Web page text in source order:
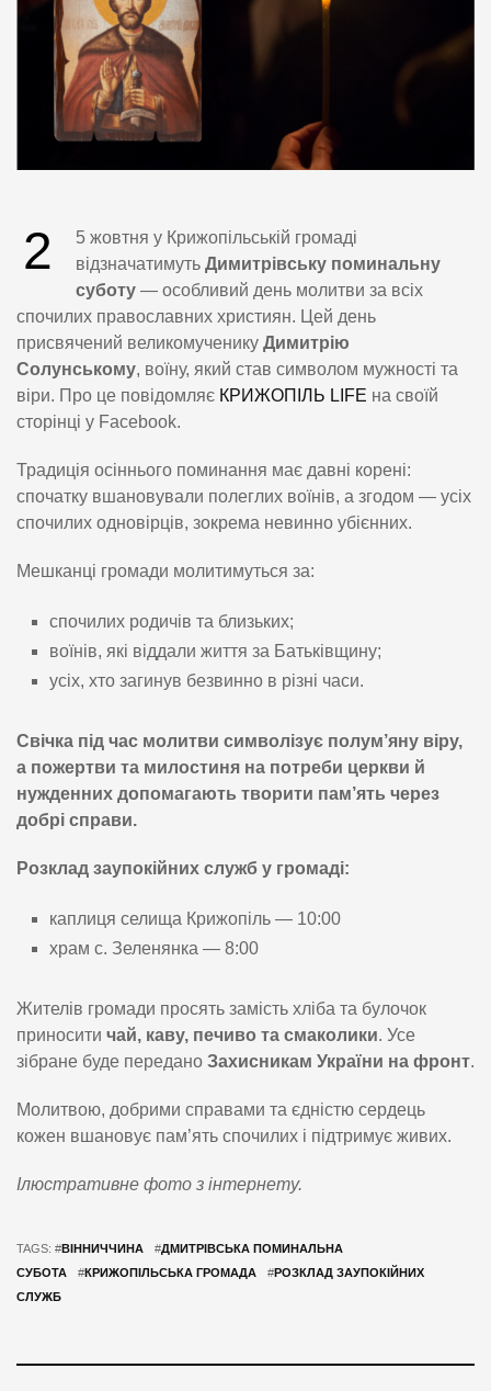
2
5 жовтня у Крижопільській громаді
відзначатимуть Димитрівську поминальну
суботу — особливий день молитви за всіх
спочилих православних християн. Цей день
присвячений великомученику Димитрію
Солунському, воїну, який став символом мужності та
віри. Про це повідомляє КРИЖОПІЛЬ LIFE на своїй
сторінці у Facebook.
Традиція осіннього поминання має давні корені:
спочатку вшановували полеглих воїнів, а згодом — усіх
спочилих одновірців, зокрема невинно убієнних.
Мешканці громади молитимуться за:
спочилих родичів та близьких;
воїнів, які віддали життя за Батьківщину;
усіх, хто загинув безвинно в різні часи.
Свічка під час молитви символізує полум’яну віру,
а пожертви та милостиня на потреби церкви й
нужденних допомагають творити пам’ять через
добрі справи.
Розклад заупокійних служб у громаді:
каплиця селища Крижопіль — 10:00
храм с. Зеленянка — 8:00
Жителів громади просять замість хліба та булочок
приносити чай, каву, печиво та смаколики. Усе
зібране буде передано Захисникам України на фронт.
Молитвою, добрими справами та єдністю сердець
кожен вшановує пам’ять спочилих і підтримує живих.
Ілюстративне фото з інтернету.
TAGS: #ВІННИЧЧИНА #ДМИТРІВСЬКА ПОМИНАЛЬНА
СУБОТА
#КРИЖОПІЛЬСЬКА ГРОМАДА #РОЗКЛАД ЗАУПОКІЙНИХ
СЛУЖБ